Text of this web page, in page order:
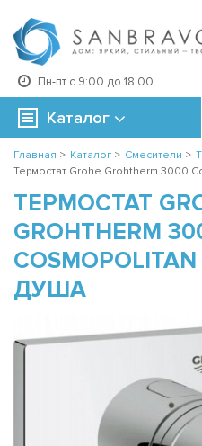
Пн-пт с 9:00 до 18:00
Каталог
Главная > Каталог > Смесители >
Термостат Grohe Grohtherm 3000
ТЕРМОСТАТ
GROHTHERM
ДУША